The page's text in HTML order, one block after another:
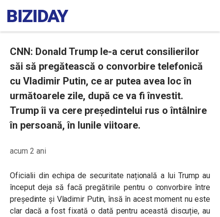
CNN: Donald Trump le-a cerut consilierilor
săi să pregătească o convorbire telefonică
cu Vladimir Putin, ce ar putea avea loc în
următoarele zile, după ce va fi învestit.
Trump îi va cere președintelui rus o întâlnire
în persoană, în lunile viitoare.
acum 2 ani
Oficialii din echipa de securitate națională a lui Trump au
început deja să facă pregătirile pentru o convorbire între
președinte și Vladimir Putin, însă în acest moment nu este
clar dacă a fost fixată o dată pentru această discuție, au